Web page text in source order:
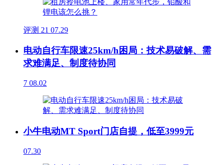
评测 21 07.29
电动自行车限速25km/h困局：技术易破解、需
求难满足、制度待协同
7 08.02
小牛电动MT Sport门店自提，低至3999元
07.30